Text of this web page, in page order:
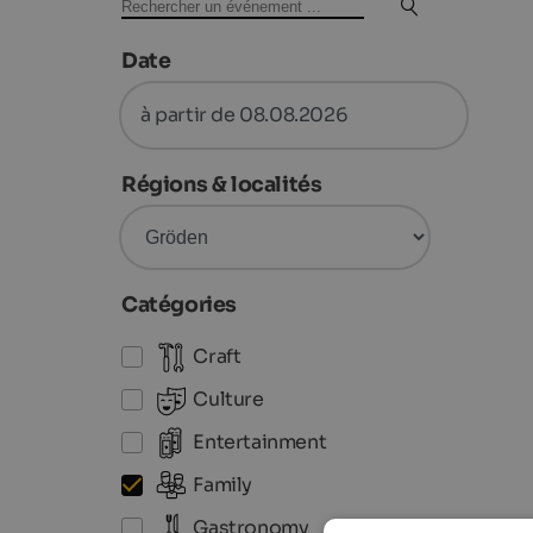
Date
à partir de 08.08.2026
Régions & localités
Catégories
Craft
Culture
Entertainment
Family
Gastronomy